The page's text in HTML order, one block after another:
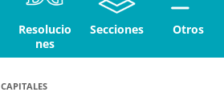
Resolucio
nes
Secciones Otros
CAPITALES